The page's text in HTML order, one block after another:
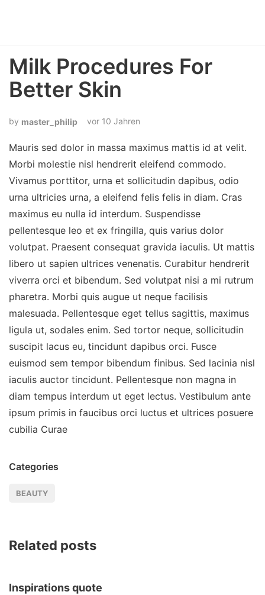
Milk Procedures For
Better Skin
master_philip vor 10 Jahren
Mauris sed dolor in massa maximus mattis id at velit.
Morbi molestie nisl hendrerit eleifend commodo.
Vivamus porttitor, urna et sollicitudin dapibus, odio
urna ultricies urna, a eleifend felis felis in diam. Cras
maximus eu nulla id interdum. Suspendisse
pellentesque leo et ex fringilla, quis varius dolor
volutpat. Praesent consequat gravida iaculis. Ut mattis
libero ut sapien ultrices venenatis. Curabitur hendrerit
viverra orci et bibendum. Sed volutpat nisi a mi rutrum
pharetra. Morbi quis augue ut neque facilisis
malesuada. Pellentesque eget tellus sagittis, maximus
ligula ut, sodales enim. Sed tortor neque, sollicitudin
suscipit lacus eu, tincidunt dapibus orci. Fusce
euismod sem tempor bibendum finibus. Sed lacinia nisl
iaculis auctor tincidunt. Pellentesque non magna in
diam tempus interdum ut eget lectus. Vestibulum ante
ipsum primis in faucibus orci luctus et ultrices posuere
cubilia Curae
Categories
BEAUTY
Related posts
Inspirations quote